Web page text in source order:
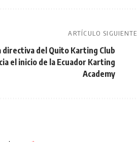
ARTÍCULO SIGUIENTE
directiva del Quito Karting Club
el inicio de la Ecuador Karting
Academy